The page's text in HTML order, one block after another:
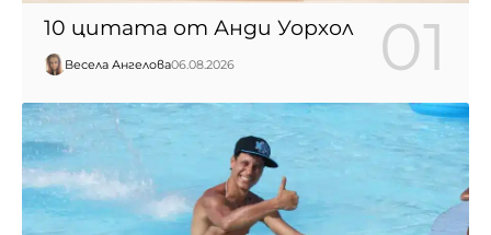
10 цитата от Анди Уорхол
Весела Ангелова06.08.2026